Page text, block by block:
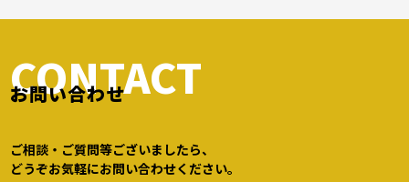
CONTACT
お問い合わせ
ご相談・ご質問等ございましたら、
どうぞお気軽にお問い合わせください。